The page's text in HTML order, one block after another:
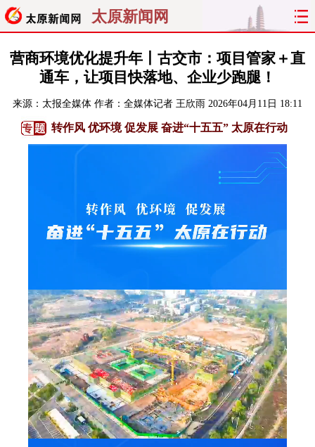
太原新闻网
首页 聚焦 太原 山西
经济 关注 文明
纵横 曝光 综合 专题
教育
太原日报 太原晚报 热评 社区
营商环境优化提升年丨古交市：项目管家＋直
通车，让项目快落地、企业少跑腿！
来源： 太报全媒体 作者：全媒体记者 王欣雨 2026年04月11日 18:11
转作风 优环境 促发展 奋进“十五五” 太原在行动